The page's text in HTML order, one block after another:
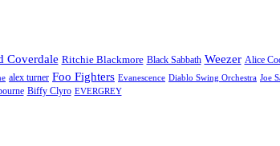
Coverdale Ritchie Blackmore Black Sabbath Weezer Alice
alex turner Foo Fighters Evanescence Diablo Swing Orchestra Joe
Biffy Clyro EVERGREY